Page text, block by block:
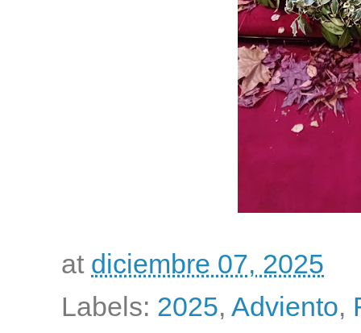
at diciembre 07, 2025
Labels: 2025, Adviento,